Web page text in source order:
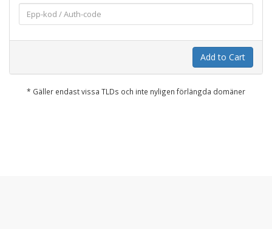
Add to Cart
* Gäller endast vissa TLDs och inte nyligen förlängda domäner